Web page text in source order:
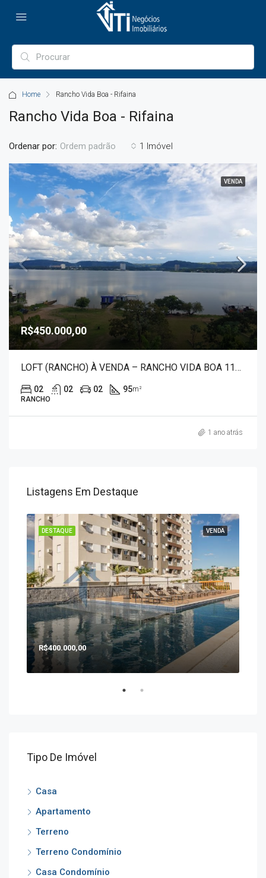
Home Rancho Vida Boa - Rifaina
Rancho Vida Boa - Rifaina
1 Imóvel
Ordenar por: Ordem padrão
VENDA
R$450.000,00
LOFT (RANCHO) À VENDA – RANCHO VIDA BOA 1116
02 02 02 95m²
RANCHO
1 ano atrás
Listagens Em Destaque
VENDA
DESTAQUE
R$400.000,00
Tipo De Imóvel
Casa
Apartamento
Terreno
Terreno Condomínio
Casa Condomínio